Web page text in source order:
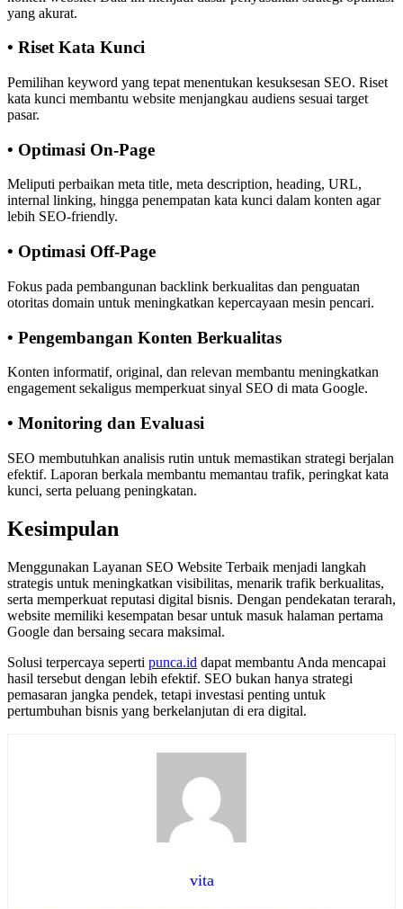
yang akurat.
• Riset Kata Kunci
Pemilihan keyword yang tepat menentukan kesuksesan SEO. Riset
kata kunci membantu website menjangkau audiens sesuai target
pasar.
• Optimasi On-Page
Meliputi perbaikan meta title, meta description, heading, URL,
internal linking, hingga penempatan kata kunci dalam konten agar
lebih SEO-friendly.
• Optimasi Off-Page
Fokus pada pembangunan backlink berkualitas dan penguatan
otoritas domain untuk meningkatkan kepercayaan mesin pencari.
• Pengembangan Konten Berkualitas
Konten informatif, original, dan relevan membantu meningkatkan
engagement sekaligus memperkuat sinyal SEO di mata Google.
• Monitoring dan Evaluasi
SEO membutuhkan analisis rutin untuk memastikan strategi berjalan
efektif. Laporan berkala membantu memantau trafik, peringkat kata
kunci, serta peluang peningkatan.
Kesimpulan
Menggunakan Layanan SEO Website Terbaik menjadi langkah
strategis untuk meningkatkan visibilitas, menarik trafik berkualitas,
serta memperkuat reputasi digital bisnis. Dengan pendekatan terarah,
website memiliki kesempatan besar untuk masuk halaman pertama
Google dan bersaing secara maksimal.
Solusi terpercaya seperti punca.id dapat membantu Anda mencapai
hasil tersebut dengan lebih efektif. SEO bukan hanya strategi
pemasaran jangka pendek, tetapi investasi penting untuk
pertumbuhan bisnis yang berkelanjutan di era digital.
vita